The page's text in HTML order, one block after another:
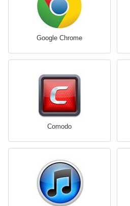
Google Chrome
Comodo